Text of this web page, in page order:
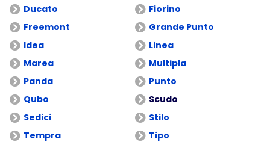
Ducato
Fiorino
Freemont
Grande Punto
Idea
Linea
Marea
Multipla
Panda
Punto
Qubo
Scudo
Sedici
Stilo
Tempra
Tipo